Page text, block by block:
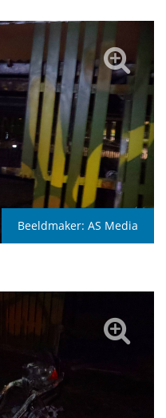
Beeldmaker: AS Media